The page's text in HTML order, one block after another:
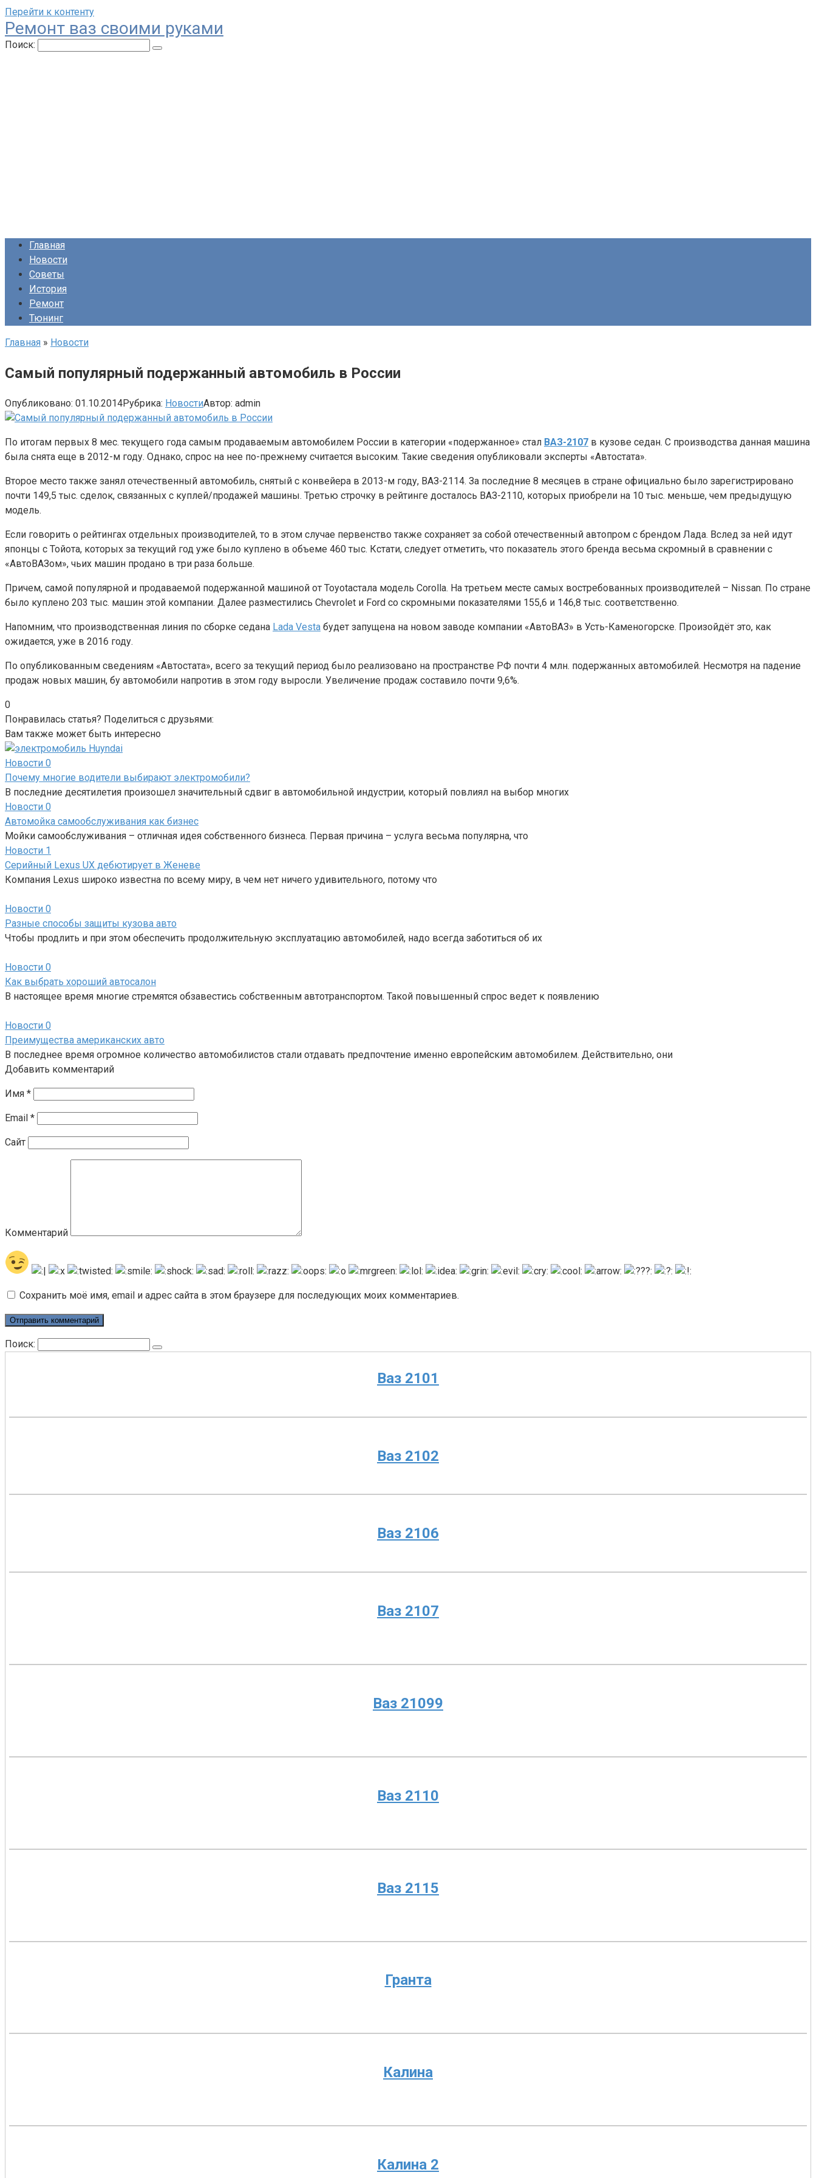
Перейти к контенту
Ремонт ваз своими руками
Поиск:
Главная
Новости
Советы
История
Ремонт
Тюнинг
Главная » Новости
Самый популярный подержанный автомобиль в России
Опубликовано: 01.10.2014Рубрика: НовостиАвтор: admin
По итогам первых 8 мес. текущего года самым продаваемым автомобилем России в категории «подержанное» стал ВАЗ-2107 в кузове седан. С производства данная машина
была снята еще в 2012-м году. Однако, спрос на нее по-прежнему считается высоким. Такие сведения опубликовали эксперты «Автостата».
Второе место также занял отечественный автомобиль, снятый с конвейера в 2013-м году, ВАЗ-2114. За последние 8 месяцев в стране официально было зарегистрировано
почти 149,5 тыс. сделок, связанных с куплей/продажей машины. Третью строчку в рейтинге досталось ВАЗ-2110, которых приобрели на 10 тыс. меньше, чем предыдущую
модель.
Если говорить о рейтингах отдельных производителей, то в этом случае первенство также сохраняет за собой отечественный автопром с брендом Лада. Вслед за ней идут
японцы с Тойота, которых за текущий год уже было куплено в объеме 460 тыс. Кстати, следует отметить, что показатель этого бренда весьма скромный в сравнении с
«АвтоВАЗом», чьих машин продано в три раза больше.
Причем, самой популярной и продаваемой подержанной машиной от Toyotaстала модель Corolla. На третьем месте самых востребованных производителей – Nissan. По стране
было куплено 203 тыс. машин этой компании. Далее разместились Chevrolet и Ford со скромными показателями 155,6 и 146,8 тыс. соответственно.
Напомним, что производственная линия по сборке седана Lada Vesta будет запущена на новом заводе компании «АвтоВАЗ» в Усть-Каменогорске. Произойдёт это, как
ожидается, уже в 2016 году.
По опубликованным сведениям «Автостата», всего за текущий период было реализовано на пространстве РФ почти 4 млн. подержанных автомобилей. Несмотря на падение
продаж новых машин, бу автомобили напротив в этом году выросли. Увеличение продаж составило почти 9,6%.
0
Понравилась статья? Поделиться с друзьями:
Вам также может быть интересно
Новости 0
Почему многие водители выбирают электромобили?
В последние десятилетия произошел значительный сдвиг в автомобильной индустрии, который повлиял на выбор многих
Новости 0
Автомойка самообслуживания как бизнес
Мойки самообслуживания – отличная идея собственного бизнеса. Первая причина – услуга весьма популярна, что
Новости 1
Серийный Lexus UX дебютирует в Женеве
Компания Lexus широко известна по всему миру, в чем нет ничего удивительного, потому что
Новости 0
Разные способы защиты кузова авто
Чтобы продлить и при этом обеспечить продолжительную эксплуатацию автомобилей, надо всегда заботиться об их
Новости 0
Как выбрать хороший автосалон
В настоящее время многие стремятся обзавестись собственным автотранспортом. Такой повышенный спрос ведет к появлению
Новости 0
Преимущества американских авто
В последнее время огромное количество автомобилистов стали отдавать предпочтение именно европейским автомобилем. Действительно, они
Добавить комментарий
Имя *
Email *
Сайт
Комментарий
Сохранить моё имя, email и адрес сайта в этом браузере для последующих моих комментариев.
Поиск:
Ваз 2101
Ваз 2102
Ваз 2106
Ваз 2107
Ваз 21099
Ваз 2110
Ваз 2115
Гранта
Калина
Калина 2